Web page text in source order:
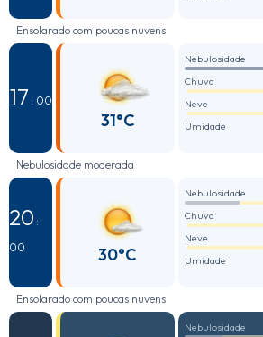
Ensolarado com poucas nuvens
17 : 00
31°C
Nebulosidade
Chuva
Neve
Umidade
Nebulosidade moderada
20 :
00
30°C
Nebulosidade
Chuva
Neve
Umidade
Ensolarado com poucas nuvens
Nebulosidade